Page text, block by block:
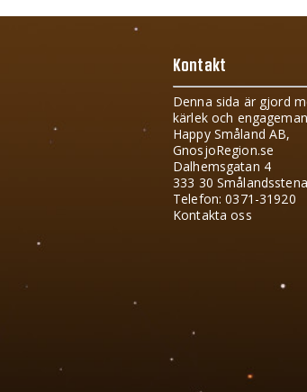
Kontakt
Denna sida är gjord
kärlek och
Happy Småland AB,
GnosjoRegion.se
Dalhemsgatan 4
333 30
Telefon: 0371-31920
Kontakta oss